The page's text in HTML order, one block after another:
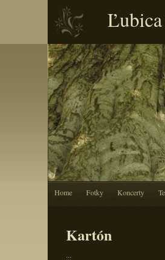
Home Fotky Koncerty
Kartón
:::